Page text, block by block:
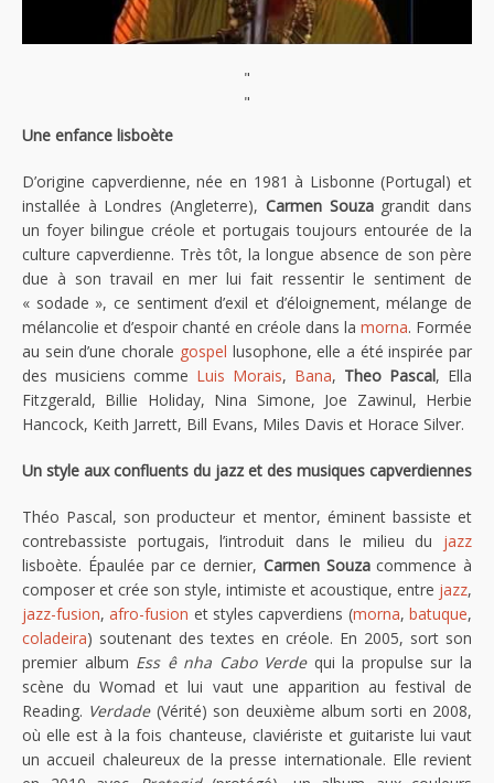
"
"
Une enfance lisboète
D’origine capverdienne, née en 1981 à Lisbonne (Portugal) et
installée à Londres (Angleterre), Carmen Souzagrandit dans
un foyer bilingue créole et portugais toujours entourée de la
culture capverdienne. Très tôt, la longue absence de son père
due à son travail en mer lui fait ressentir le sentiment de
« sodade », ce sentiment d’exil et d’éloignement, mélange de
mélancolie et d’espoir chanté en créole dans la morna. Formée
au sein d’une chorale gospel lusophone, elle a été inspirée par
des musiciens comme Luis Morais, Bana, Theo Pascal, Ella
Fitzgerald, Billie Holiday, Nina Simone, Joe Zawinul, Herbie
Hancock, Keith Jarrett, Bill Evans, Miles Davis et Horace Silver.
Un style aux confluents du jazz et des musiques capverdiennes
Théo Pascal, son producteur et mentor, éminent bassiste et
contrebassiste portugais, l’introduit dans le milieu du jazz
lisboète. Épaulée par ce dernier, Carmen Souzacommence à
composer et crée son style, intimiste et acoustique, entre jazz,
jazz-fusion,afro-fusion et styles capverdiens (morna,batuque,
coladeira) soutenant des textes en créole. En 2005, sort son
premier album Ess ê nha Cabo Verdequi la propulse sur la
scène du Womad et lui vaut une apparition au festival de
Reading. Verdade(Vérité) son deuxième album sorti en 2008,
où elle est à la fois chanteuse, claviériste et guitariste lui vaut
un accueil chaleureux de la presse internationale. Elle revient